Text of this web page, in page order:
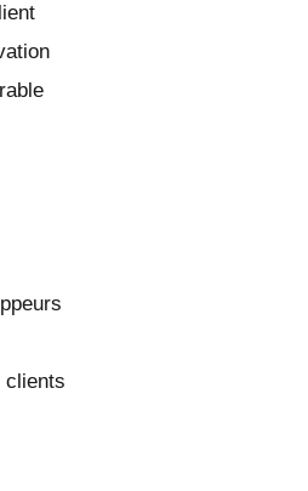
clients